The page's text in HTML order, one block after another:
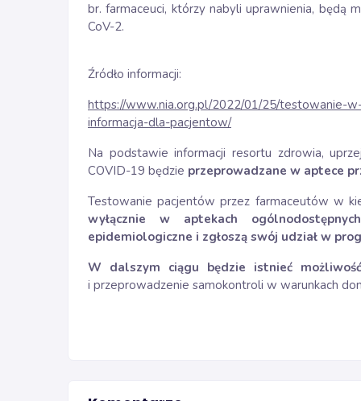
br. farmaceuci, którzy nabyli uprawnienia, będą
CoV-2.
Źródło informacji:
https://www.nia.org.pl/2022/01/25/testowanie-
informacja-dla-pacjentow/
Na podstawie informacji resortu zdrowia,
COVID-19 będzie przeprowadzane w aptece
Testowanie pacjentów przez farmaceutów w
wyłącznie w aptekach
epidemiologiczne i zgłoszą swój udział w
W dalszym ciągu będzie istnieć
i przeprowadzenie samokontroli w warunkach